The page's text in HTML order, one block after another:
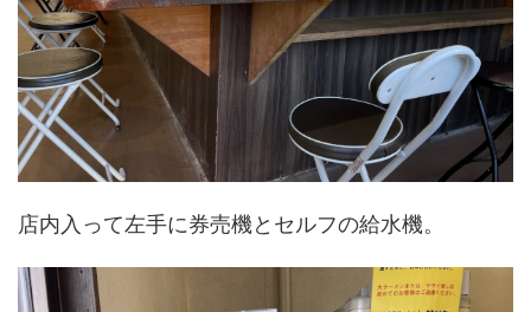
店内入って左手に券売機とセルフの給水機。